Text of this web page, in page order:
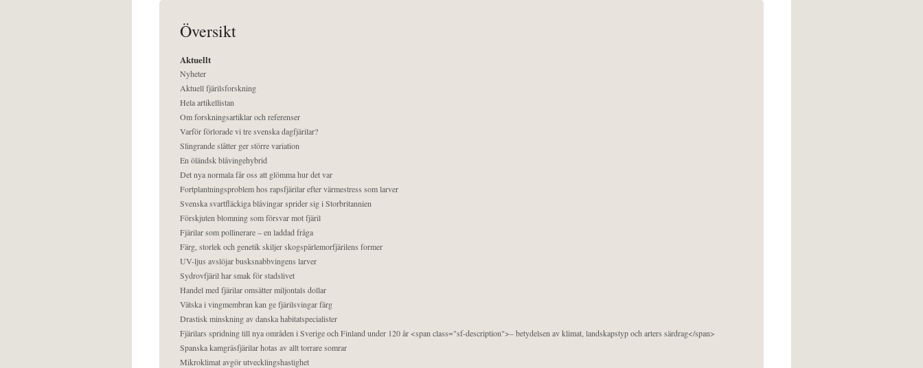
Översikt
Aktuellt
Nyheter
Aktuell fjärilsforskning
Hela artikellistan
Om forskningsartiklar och referenser
Varför förlorade vi tre svenska dagfjärilar?
Slingrande slåtter ger större variation
En öländsk blåvingehybrid
Det nya normala får oss att glömma hur det var
Fortplantningsproblem hos rapsfjärilar efter värmestress som larver
Svenska svartfläckiga blåvingar sprider sig i Storbritannien
Förskjuten blomning som försvar mot fjäril
Fjärilar som pollinerare – en laddad fråga
Färg, storlek och genetik skiljer skogspärlemorfjärilens former
UV-ljus avslöjar busksnabbvingens larver
Sydrovfjäril har smak för stadslivet
Handel med fjärilar omsätter miljontals dollar
Vätska i vingmembran kan ge fjärilsvingar färg
Drastisk minskning av danska habitatspecialister
Fjärilars spridning till nya områden i Sverige och Finland under 120 år <span class="sf-description">– betydelsen av klimat, landskapstyp och arters särdrag</span>
Spanska kamgräsfjärilar hotas av allt torrare somrar
Mikroklimat avgör utvecklingshastighet